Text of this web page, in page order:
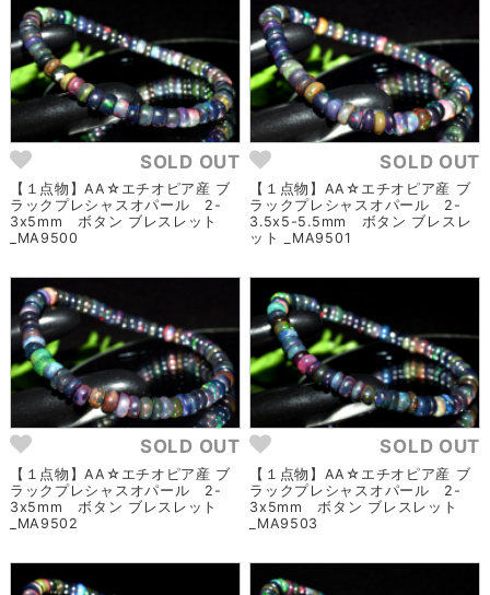
SOLD OUT
【１点物】AA☆エチオピア産 ブ
ラックプレシャスオパール 2-
3x5mm ボタン ブレスレット
_MA9500
SOLD OUT
【１点物】AA☆エチオピア産 ブ
ラックプレシャスオパール 2-
3.5x5-5.5mm ボタン ブレスレ
ット _MA9501
SOLD OUT
【１点物】AA☆エチオピア産 ブ
ラックプレシャスオパール 2-
3x5mm ボタン ブレスレット
_MA9502
SOLD OUT
【１点物】AA☆エチオピア産 ブ
ラックプレシャスオパール 2-
3x5mm ボタン ブレスレット
_MA9503